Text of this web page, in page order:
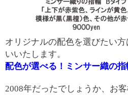
オリジナルの配色を選びたい
いいたします。
配色が選べる！ミンサー織の
2008年だったでしょうか、お